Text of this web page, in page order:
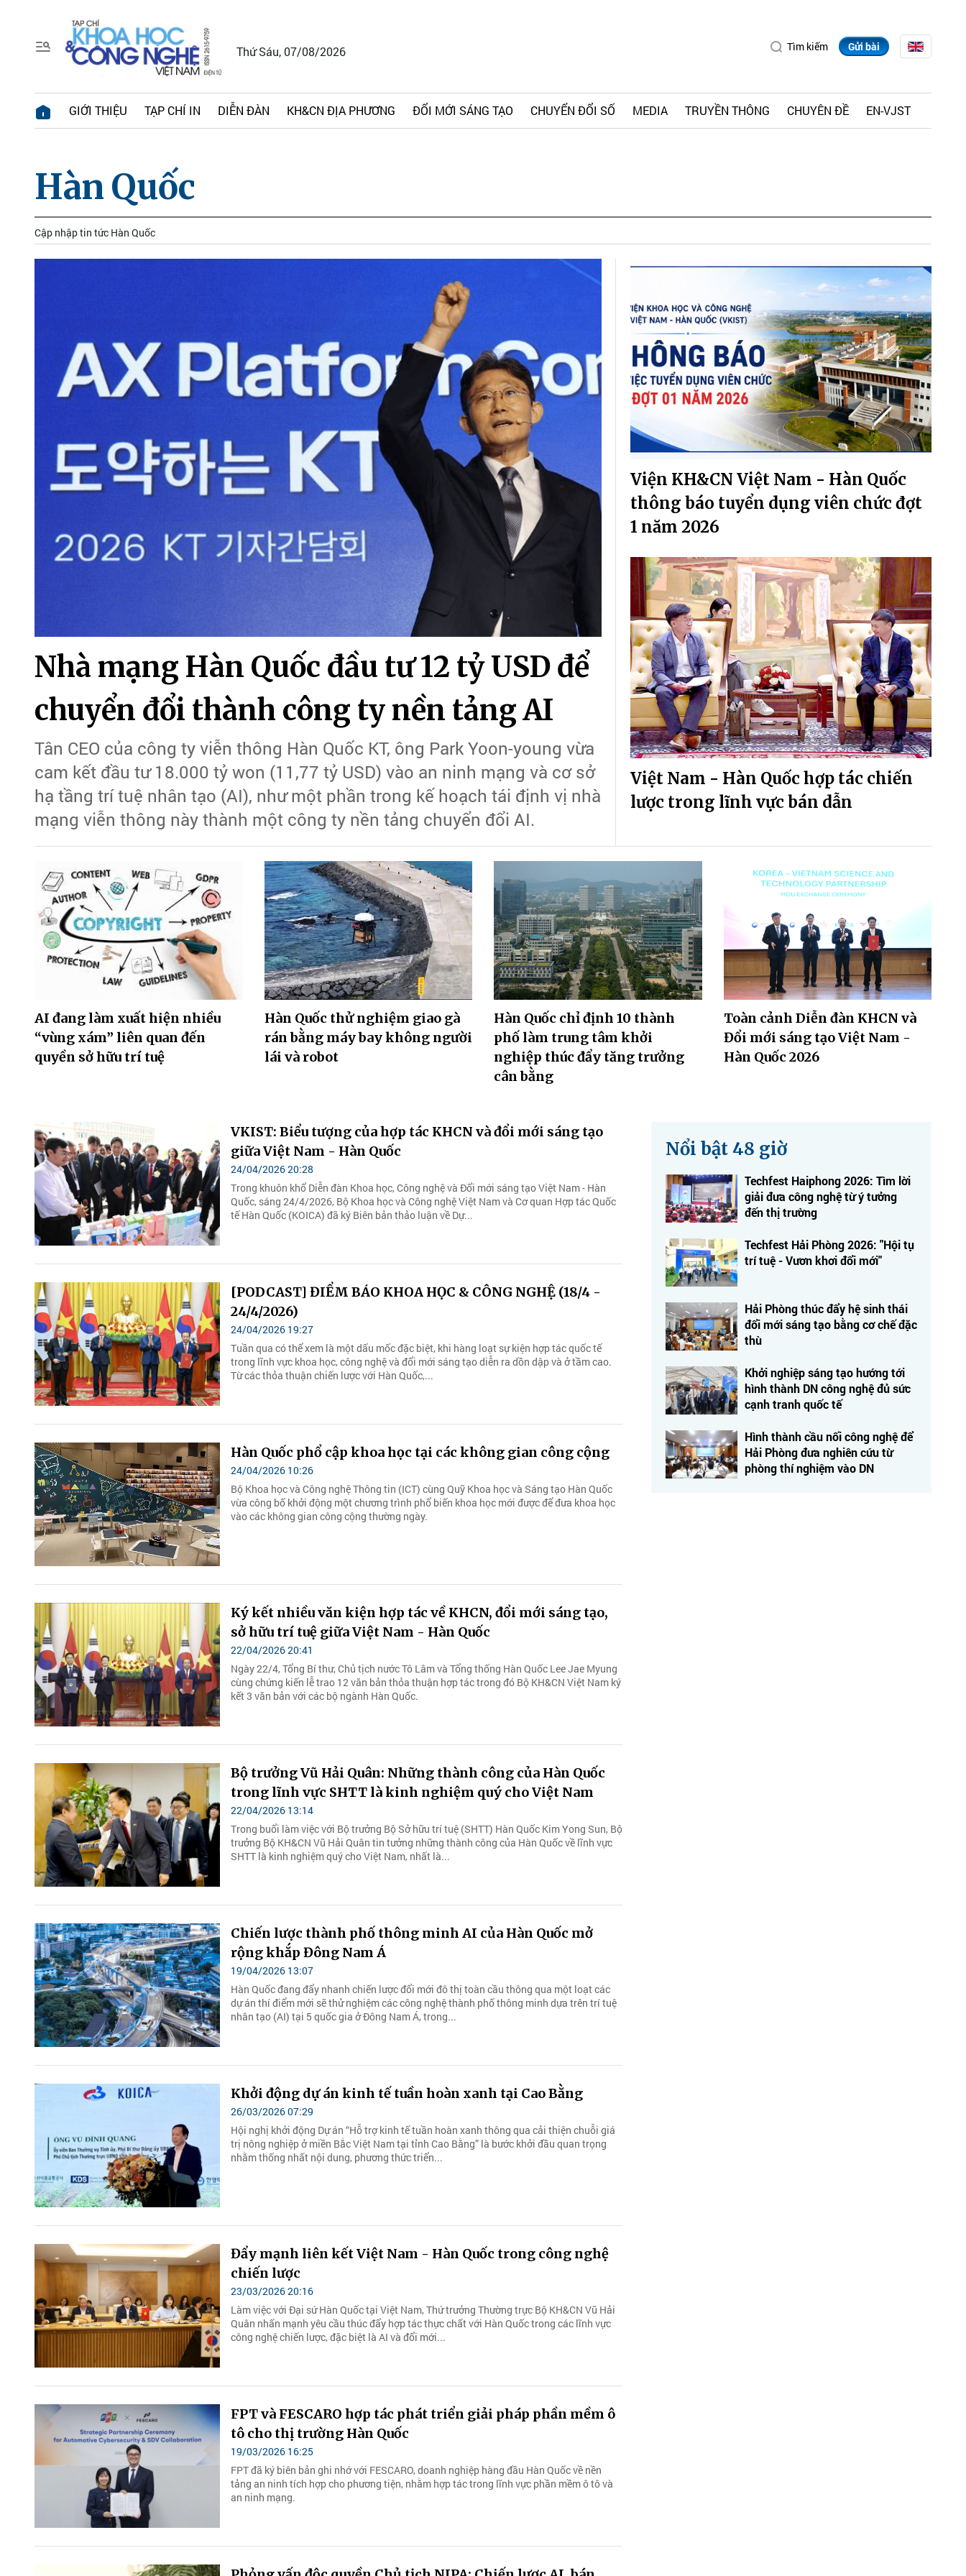
Thứ Sáu, 07/08/2026 Tìm kiếm Gửi bài
GIỚI THIỆU TẠP CHÍ IN DIỄN ĐÀN KH&CN ĐỊA PHƯƠNG ĐỔI MỚI SÁNG TẠO CHUYỂN ĐỔI SỐ MEDIA TRUYỀN THÔNG CHUYÊN ĐỀ EN-VJST
Hàn Quốc
Cập nhập tin tức Hàn Quốc
Nhà mạng Hàn Quốc đầu tư 12 tỷ USD để
chuyển đổi thành công ty nền tảng AI
Tân CEO của công ty viễn thông Hàn Quốc KT, ông Park Yoon-young vừa
cam kết đầu tư 18.000 tỷ won (11,77 tỷ USD) vào an ninh mạng và cơ sở
hạ tầng trí tuệ nhân tạo (AI), như một phần trong kế hoạch tái định vị nhà
mạng viễn thông này thành một công ty nền tảng chuyển đổi AI.
Viện KH&CN Việt Nam - Hàn Quốc
thông báo tuyển dụng viên chức đợt
1 năm 2026
Việt Nam - Hàn Quốc hợp tác chiến
lược trong lĩnh vực bán dẫn
AI đang làm xuất hiện nhiều
“vùng xám” liên quan đến
quyền sở hữu trí tuệ
Hàn Quốc thử nghiệm giao gà
rán bằng máy bay không người
lái và robot
Hàn Quốc chỉ định 10 thành
phố làm trung tâm khởi
nghiệp thúc đẩy tăng trưởng
cân bằng
Toàn cảnh Diễn đàn KHCN và
Đổi mới sáng tạo Việt Nam -
Hàn Quốc 2026
VKIST: Biểu tượng của hợp tác KHCN và đổi mới sáng tạo
giữa Việt Nam - Hàn Quốc
24/04/2026 20:28
Trong khuôn khổ Diễn đàn Khoa học, Công nghệ và Đổi mới sáng tạo Việt Nam - Hàn
Quốc, sáng 24/4/2026, Bộ Khoa học và Công nghệ Việt Nam và Cơ quan Hợp tác Quốc
tế Hàn Quốc (KOICA) đã ký Biên bản thảo luận về Dự...
[PODCAST] ĐIỂM BÁO KHOA HỌC & CÔNG NGHỆ (18/4 -
24/4/2026)
24/04/2026 19:27
Tuần qua có thể xem là một dấu mốc đặc biệt, khi hàng loạt sự kiện hợp tác quốc tế
trong lĩnh vực khoa học, công nghệ và đổi mới sáng tạo diễn ra dồn dập và ở tầm cao.
Từ các thỏa thuận chiến lược với Hàn Quốc,...
Hàn Quốc phổ cập khoa học tại các không gian công cộng
24/04/2026 10:26
Bộ Khoa học và Công nghệ Thông tin (ICT) cùng Quỹ Khoa học và Sáng tạo Hàn Quốc
vừa công bố khởi động một chương trình phổ biến khoa học mới được để đưa khoa học
vào các không gian công cộng thường ngày.
Ký kết nhiều văn kiện hợp tác về KHCN, đổi mới sáng tạo,
sở hữu trí tuệ giữa Việt Nam - Hàn Quốc
22/04/2026 20:41
Ngày 22/4, Tổng Bí thư, Chủ tịch nước Tô Lâm và Tổng thống Hàn Quốc Lee Jae Myung
cùng chứng kiến lễ trao 12 văn bản thỏa thuận hợp tác trong đó Bộ KH&CN Việt Nam ký
kết 3 văn bản với các bộ ngành Hàn Quốc.
Bộ trưởng Vũ Hải Quân: Những thành công của Hàn Quốc
trong lĩnh vực SHTT là kinh nghiệm quý cho Việt Nam
22/04/2026 13:14
Trong buổi làm việc với Bộ trưởng Bộ Sở hữu trí tuệ (SHTT) Hàn Quốc Kim Yong Sun, Bộ
trưởng Bộ KH&CN Vũ Hải Quân tin tưởng những thành công của Hàn Quốc về lĩnh vực
SHTT là kinh nghiệm quý cho Việt Nam, nhất là...
Chiến lược thành phố thông minh AI của Hàn Quốc mở
rộng khắp Đông Nam Á
19/04/2026 13:07
Hàn Quốc đang đẩy nhanh chiến lược đổi mới đô thị toàn cầu thông qua một loạt các
dự án thí điểm mới sẽ thử nghiệm các công nghệ thành phố thông minh dựa trên trí tuệ
nhân tạo (AI) tại 5 quốc gia ở Đông Nam Á, trong...
Khởi động dự án kinh tế tuần hoàn xanh tại Cao Bằng
26/03/2026 07:29
Hội nghị khởi động Dự án “Hỗ trợ kinh tế tuần hoàn xanh thông qua cải thiện chuỗi giá
trị nông nghiệp ở miền Bắc Việt Nam tại tỉnh Cao Bằng” là bước khởi đầu quan trọng
nhằm thống nhất nội dung, phương thức triển...
Đẩy mạnh liên kết Việt Nam - Hàn Quốc trong công nghệ
chiến lược
23/03/2026 20:16
Làm việc với Đại sứ Hàn Quốc tại Việt Nam, Thứ trưởng Thường trực Bộ KH&CN Vũ Hải
Quân nhấn mạnh yêu cầu thúc đẩy hợp tác thực chất với Hàn Quốc trong các lĩnh vực
công nghệ chiến lược, đặc biệt là AI và đổi mới...
19/03/2026 16:25
tảng an ninh tích hợp cho phương tiện, nhằm hợp tác trong lĩnh vực phần mềm ô tô và
an ninh mạng.
Nổi bật 48 giờ
Techfest Haiphong 2026: Tìm lời
giải đưa công nghệ từ ý tưởng
đến thị trường
Techfest Hải Phòng 2026: "Hội tụ
trí tuệ - Vươn khơi đổi mới"
Hải Phòng thúc đẩy hệ sinh thái
đổi mới sáng tạo bằng cơ chế đặc
thù
Khởi nghiệp sáng tạo hướng tới
hình thành DN công nghệ đủ sức
cạnh tranh quốc tế
Hình thành cầu nối công nghệ để
Hải Phòng đưa nghiên cứu từ
phòng thí nghiệm vào DN